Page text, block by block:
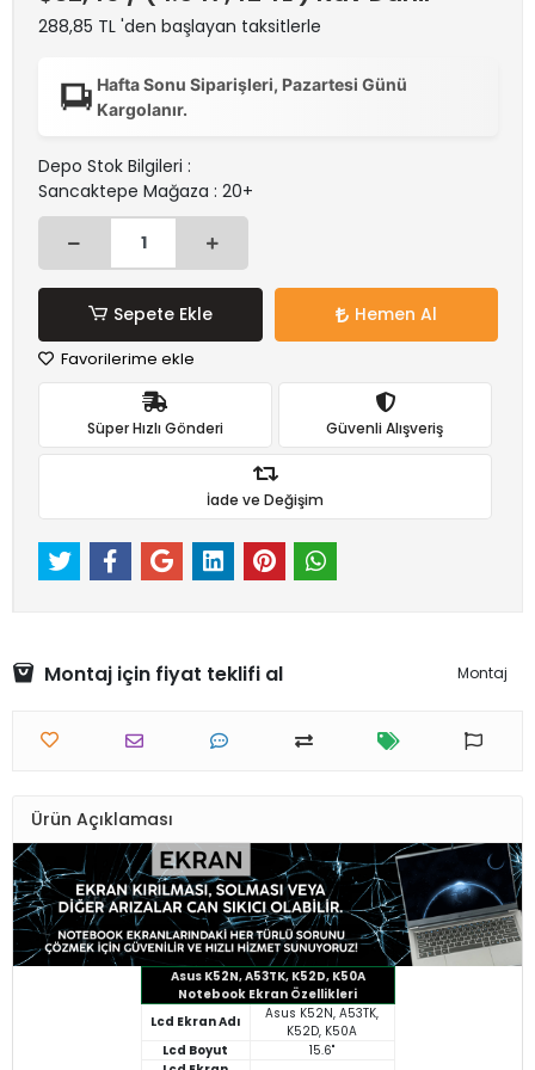
288,85 TL 'den başlayan taksitlerle
Hafta Sonu Siparişleri, Pazartesi Günü
Kargolanır.
Depo Stok Bilgileri :
Sancaktepe Mağaza : 20+
Sepete Ekle Hemen Al
Favorilerime ekle
Süper Hızlı Gönderi Güvenli Alışveriş
İade ve Değişim
Montaj için fiyat teklifi al Montaj
Ürün Açıklaması
Asus K52N, A53TK, K52D, K50A
Notebook Ekran Özellikleri
Lcd Ekran Adı
Asus K52N, A53TK,
K52D, K50A
Lcd Boyut
15.6"